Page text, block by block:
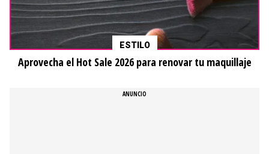
Codigo Espagueti
Plumas Atómicas
Cero Cero